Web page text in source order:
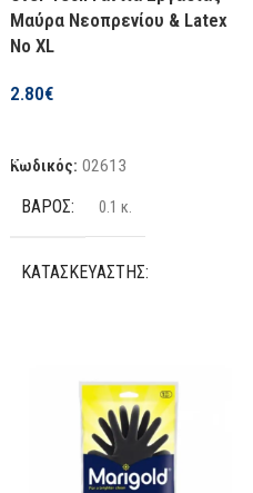
Μαύρα Νεοπρενίου & Latex
No XL
2.80€
Κωδικός: 02613
ΒΆΡΟΣ 0.1 κ.
ΚΑΤΑΣΚΕΥΑΣΤΉΣ
Γάντια Εργασίας
ΜΈΓΕΘΟΣ XL